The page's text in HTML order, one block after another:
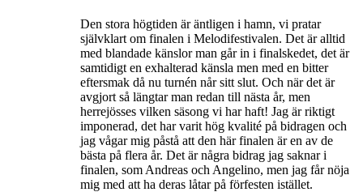
Den stora högtiden är äntligen i hamn, vi pratar
självklart om finalen i Melodifestivalen. Det är alltid
med blandade känslor man går in i finalskedet, det är
samtidigt en exhalterad känsla men med en bitter
eftersmak då nu turnén når sitt slut. Och när det är
avgjort så längtar man redan till nästa år, men
herrejösses vilken säsong vi har haft! Jag är riktigt
imponerad, det har varit hög kvalité på bidragen och
jag vågar mig påstå att den här finalen är en av de
bästa på flera år. Det är några bidrag jag saknar i
finalen, som Andreas och Angelino, men jag får nöja
mig med att ha deras låtar på förfesten istället.